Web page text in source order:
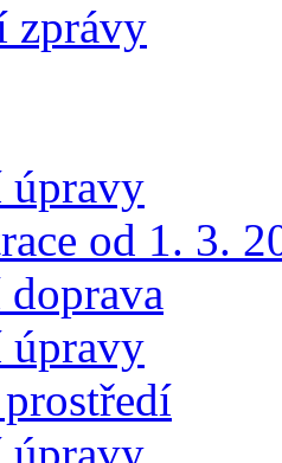
zprávy
úpravy
od 1. 3.
úpravy